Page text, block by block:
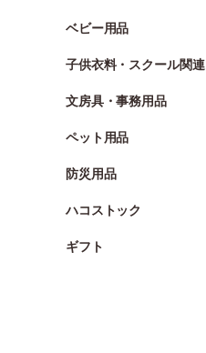
ベビー用品
子供衣料・スクール関連
文房具・事務用品
ペット用品
防災用品
ハコストック
ギフト